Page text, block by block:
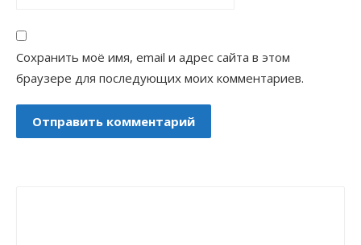
Сохранить моё имя, email и адрес сайта в этом
браузере для последующих моих комментариев.